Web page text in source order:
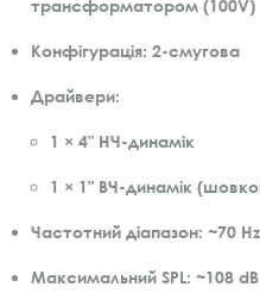
трансформатором (100V)
Конфігурація: 2-смугова
Драйвери:
1 × 4" НЧ-динамік
1 × 1" ВЧ-динамік
Частотний діапазон: ~70
Максимальний SPL: ~108 dB